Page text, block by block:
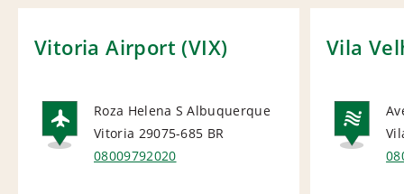
Vitoria Airport (VIX)
AIRPORT
Roza Helena S Albuquerque
Vitoria 29075-685 BR
08009792020
Vila